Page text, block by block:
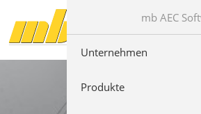
Direkt zur Hauptnavigation springen
Direkt zum Inhalt springen
mb AEC
Unternehmen
Produkte